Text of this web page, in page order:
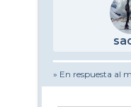
» En respuesta al